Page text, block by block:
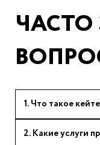
1. Что такое
2. Какие услуги